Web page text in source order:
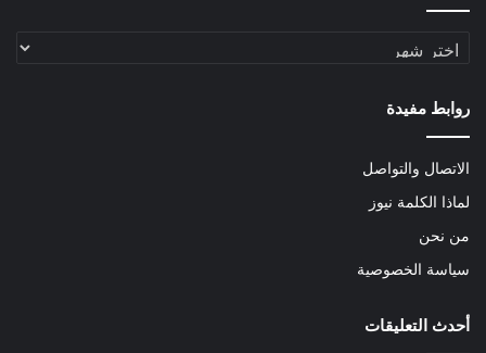
الأرشيف
روابط مفيدة
الاتصال والتواصل
لماذا الكلمة نيوز
من نحن
سياسة الخصوصية
أحدث التعليقات